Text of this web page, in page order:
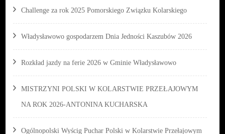
Challenge za rok 2025 Pomorskiego Związku Kolarskiego
Władysławowo gospodarzem Dnia Jedności Kaszubów 2026
Rozkład jazdy na ferie 2026 w Gminie Władysławowo
MISTRZYNI POLSKI W KOLARSTWIE PRZEŁAJOWYM
NA ROK 2026-ANTONINA KUCHARSKA
Ogólnopolski Wyścig Puchar Polski w Kolarstwie Przełajowym